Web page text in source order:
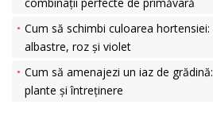
Cum să schimbi culoarea
albastre, roz și violet
Cum să amenajezi un iaz de
plante și întreținere